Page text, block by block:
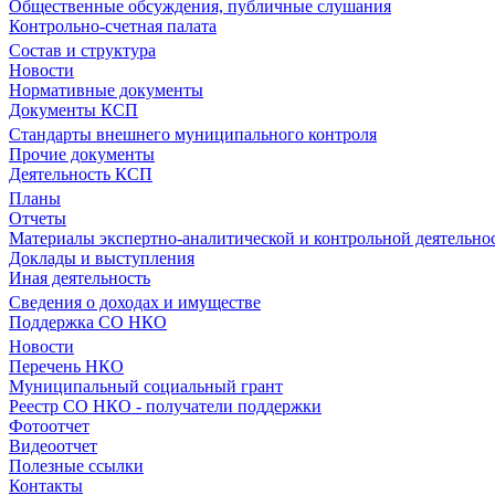
Общественные обсуждения, публичные слушания
Контрольно-счетная палата
Состав и структура
Новости
Нормативные документы
Документы КСП
Стандарты внешнего муниципального контроля
Прочие документы
Деятельность КСП
Планы
Отчеты
Материалы экспертно-аналитической и контрольной
Доклады и выступления
Иная деятельность
Сведения о доходах и имуществе
Поддержка СО НКО
Новости
Перечень НКО
Муниципальный социальный грант
Реестр СО НКО - получатели поддержки
Фотоотчет
Видеоотчет
Полезные ссылки
Контакты